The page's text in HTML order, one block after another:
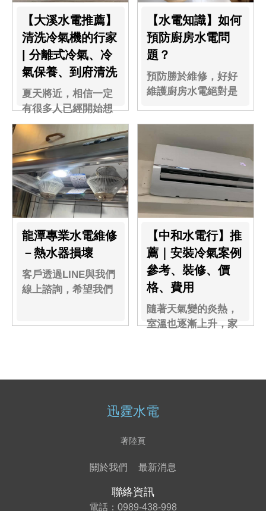
【大溪水電推薦】
清洗冷氣機的行家
| 分離式冷氣、冷
氣保養、到府清洗
夏天將近，相信一定
有很多人已經開始想
開冷氣了吧！能會隱
藏著很多灰塵在裏
頭......
【水電知識】如何
預防廚房水電問
題？
預防勝於維修，好好
維護廚房水電絕對是
龍潭專業水電維修
－熱水器損壞
客戶透過LINE與我們
線上諮詢，希望我們
【中和水電行】推
薦｜安裝冷氣案例
參考、裝修、價
格、費用
隨著天氣變的炎熱，
室溫也逐漸上升，家
迅霆水電
著陸頁
關於我們 最新消息
聯絡資訊
電話： 0989-438-998